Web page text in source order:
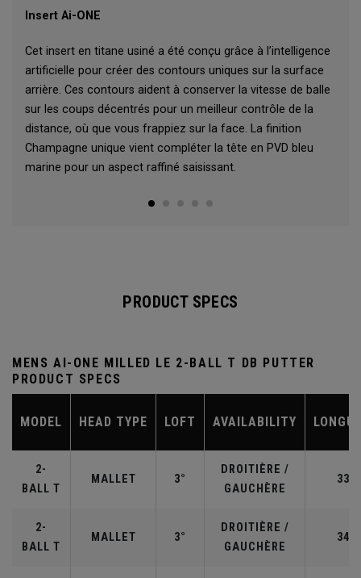
Insert Ai-ONE
Cet insert en titane usiné a été conçu grâce à l’intelligence
artificielle pour créer des contours uniques sur la surface
arrière. Ces contours aident à conserver la vitesse de balle
sur les coups décentrés pour un meilleur contrôle de la
distance, où que vous frappiez sur la face. La finition
Champagne unique vient compléter la tête en PVD bleu
marine pour un aspect raffiné saisissant.
PRODUCT SPECS
MENS AI-ONE MILLED LE 2-BALL T DB PUTTER
PRODUCT SPECS
MODEL HEAD TYPE LOFT AVAILABILITY
2-
BALL T
MALLET 3°
DROITIÈRE /
GAUCHÈRE
33"
2-
BALL T
MALLET 3°
DROITIÈRE /
GAUCHÈRE
34"